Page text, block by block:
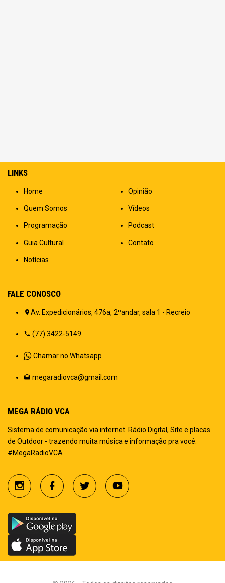
LINKS
Home
Quem Somos
Programação
Guia Cultural
Notícias
Opinião
Vídeos
Podcast
Contato
FALE CONOSCO
Av. Expedicionários, 476a, 2ºandar, sala 1 - Recreio
(77) 3422-5149
Chamar no Whatsapp
megaradiovca@gmail.com
MEGA RÁDIO VCA
Sistema de comunicação via internet. Rádio Digital, Site e placas
de Outdoor - trazendo muita música e informação pra você.
#MegaRadioVCA